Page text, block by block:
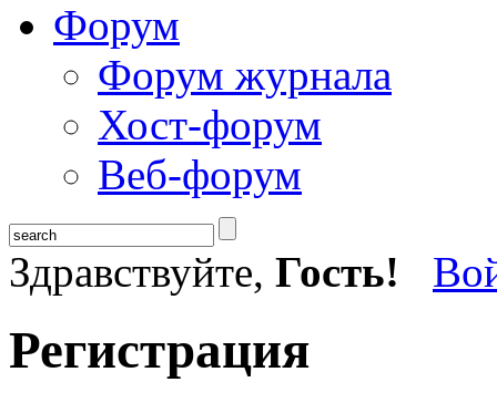
Форум
Форум журнала
Хост-форум
Веб-форум
Здравствуйте, Гость!
Регистрация